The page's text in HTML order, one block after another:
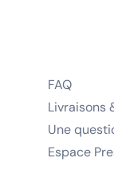
FAQ
Livraisons
Une
Espace